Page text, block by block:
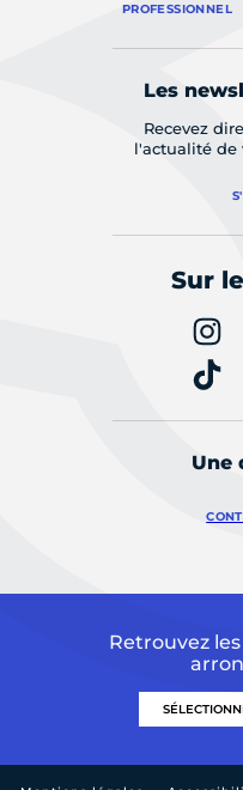
PROFESSIONNEL
Les
Recevez
l'actualité de
Sur
Une
Retrouvez